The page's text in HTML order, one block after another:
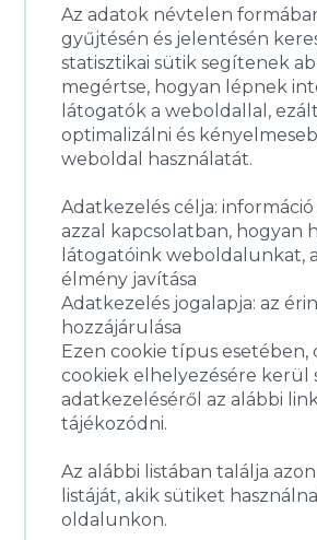
Az adatok névtelen
gyűjtésén és jelentésén
statisztikai sütik segítenek
megértse, hogyan lépnek
látogatók a weboldallal,
optimalizálni és
weboldal használatát.
Adatkezelés célja:
azzal kapcsolatban, hogyan
látogatóink weboldalunkat,
élmény javítása
Adatkezelés jogalapja: az
hozzájárulása
Ezen cookie típus esetében,
cookiek elhelyezésére kerül
adatkezeléséről az alábbi
tájékozódni.
Az alábbi listában találja
listáját, akik sütiket
oldalunkon.